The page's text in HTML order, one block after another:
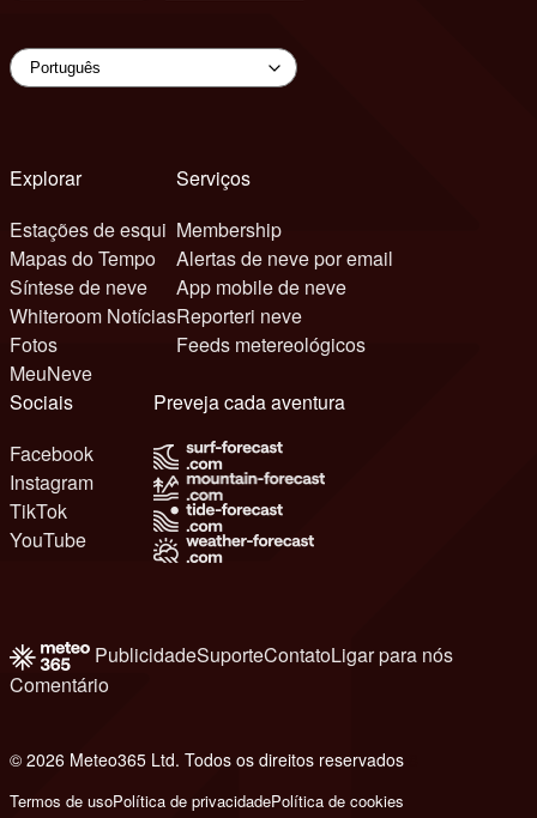
Explorar
Estações de esqui
Mapas do Tempo
Síntese de neve
Whiteroom Notícias
Fotos
MeuNeve
Serviços
Membership
Alertas de neve por email
App mobile de neve
Reporteri neve
Feeds metereológicos
Sociais
Facebook
Instagram
TikTok
YouTube
Preveja cada aventura
PublicidadeSuporteContatoLigar para nós
Comentário
© 2026 Meteo365 Ltd. Todos os direitos reservados
Termos de usoPolítica de privacidadePolítica de cookies